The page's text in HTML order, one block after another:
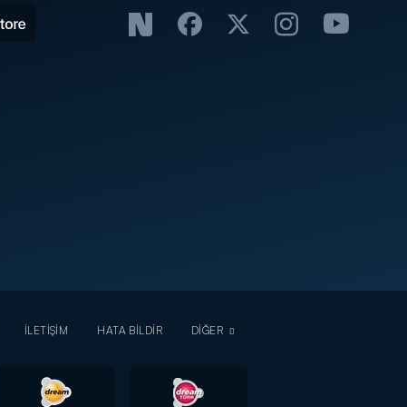
İLETİŞİM HATA BİLDİR DİĞER